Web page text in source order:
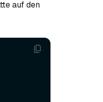
auf den